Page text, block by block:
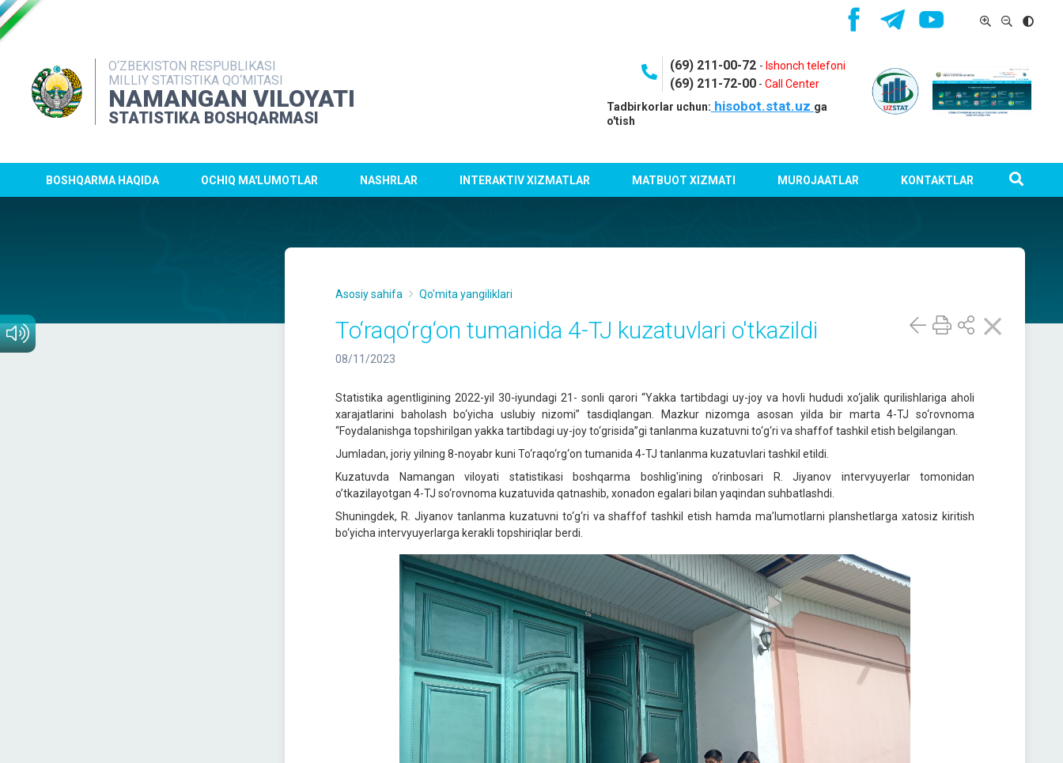
O‘ZBEKISTON RESPUBLIKASI
MILLIY STATISTIKA QO‘MITASI
NAMANGAN VILOYATI
STATISTIKA BOSHQARMASI
(69) 211-00-72 - Ishonch telefoni
(69) 211-72-00- Call Center
Tadbirkorlar uchun: hisobot.stat.uz ga
o'tish
BOSHQARMA HAQIDA OCHIQ MA'LUMOTLAR NASHRLAR INTERAKTIV XIZMATLAR MATBUOT XIZMATI MUROJAATLAR KONTAKTLAR
Asosiy sahifa Qo'mita yangiliklari
To‘raqo‘rg‘on tumanida 4-TJ kuzatuvlari o'tkazildi
08/11/2023
Statistika agentligining 2022-yil 30-iyundagi 21- sonli qаrоri “Yakka tartibdagi uy-joy va hovli hududi xo‘jalik qurilishlariga aholi
xarajatlarini baholash bo‘yicha uslubiy nizomi” tasdiqlangan. Mazkur nizomga asosan yilda bir marta 4-TJ so‘rovnoma
“Foydalanishga topshirilgan yakka tartibdagi uy-joy to‘grisida”gi tanlanma kuzatuvni to‘g‘ri va shaffof tashkil etish belgilangan.
Jumladan, joriy yilning 8-noyabr kuni To‘raqo‘rg‘on tumanida 4-TJ tanlanma kuzatuvlari tashkil etildi.
Kuzatuvda Namangan viloyati statistikasi boshqarma boshlig'ining o‘rinbosari R. Jiyanov intervyuyerlar tomonidan
o’tkazilayotgan 4-TJ so‘rovnoma kuzatuvida qatnashib, xonadon egalari bilan yaqindan suhbatlashdi.
Shuningdek, R. Jiyanov tanlanma kuzatuvni to‘g‘ri va shaffof tashkil etish hamda ma’lumotlarni planshetlarga xatosiz kiritish
bo‘yicha intervyuyerlarga kerakli topshiriqlar berdi.